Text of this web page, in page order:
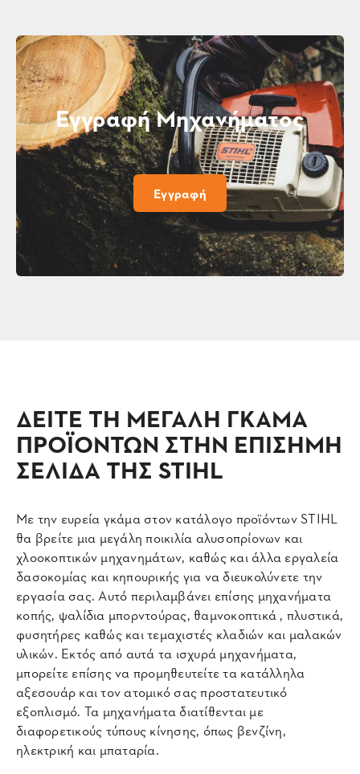
Εγγραφή Μηχανήματος
Εγγραφή
ΔΕΙΤΕ ΤΗ ΜΕΓΑΛΗ ΓΚΑΜΑ
ΠΡΟΪΟΝΤΩΝ ΣΤΗΝ ΕΠΙΣΗΜΗ
ΣΕΛΙΔΑ ΤΗΣ STIHL
Με την ευρεία γκάμα στον κατάλογο προϊόντων STIHL
θα βρείτε μια μεγάλη ποικιλία αλυσοπρίονων και
χλοοκοπτικών μηχανημάτων, καθώς και άλλα εργαλεία
δασοκομίας και κηπουρικής για να διευκολύνετε την
εργασία σας. Αυτό περιλαμβάνει επίσης μηχανήματα
κοπής, ψαλίδια μπορντούρας, θαμνοκοπτικά , πλυστικά,
φυσητήρες καθώς και τεμαχιστές κλαδιών και μαλακών
υλικών. Εκτός από αυτά τα ισχυρά μηχανήματα,
μπορείτε επίσης να προμηθευτείτε τα κατάλληλα
αξεσουάρ και τον ατομικό σας προστατευτικό
εξοπλισμό. Τα μηχανήματα διατίθενται με
διαφορετικούς τύπους κίνησης, όπως βενζίνη,
ηλεκτρική και μπαταρία.